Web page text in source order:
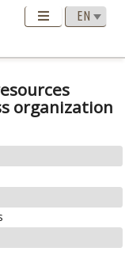
organization